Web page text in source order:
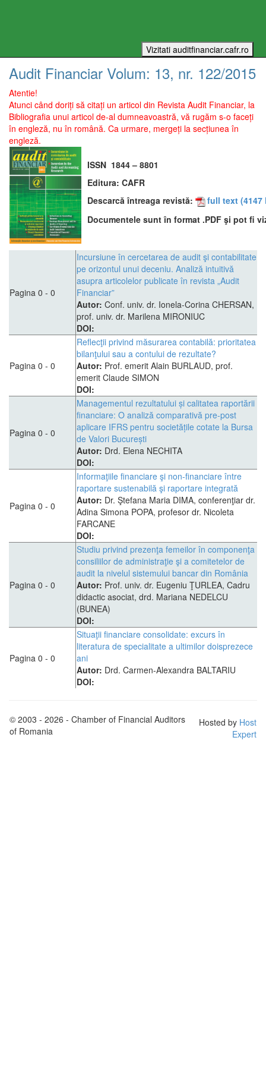
Audit Financiar Volum: 13, nr. 122/2015
Atentie!
Atunci când doriți să citați un articol din Revista Audit Financiar, la
Bibliografia unui articol de-al dumneavoastră, vă rugăm s-o faceți
în engleză, nu în română. Ca urmare, mergeți la secțiunea în
engleză.
ISSN 1844 – 8801
Editura: CAFR
Descarcă întreaga revistă:
full text (4147
Documentele sunt în format .PDF şi pot fi
Pagina 0 - 0
Incursiune în cercetarea de audit şi contabilitate
pe orizontul unui deceniu. Analiză intuitivă
asupra articolelor publicate în revista „Audit
Financiar”
Autor: Conf. univ. dr. Ionela-Corina CHERSAN,
prof. univ. dr. Marilena MIRONIUC
DOI:
Pagina 0 - 0
Reflecţii privind măsurarea contabilă: prioritatea
bilanţului sau a contului de rezultate?
Autor: Prof. emerit Alain BURLAUD, prof.
emerit Claude SIMON
DOI:
Pagina 0 - 0
Managementul rezultatului și calitatea raportării
financiare: O analiză comparativă pre-post
aplicare IFRS pentru societățile cotate la Bursa
de Valori București
Autor: Drd. Elena NECHITA
DOI:
Pagina 0 - 0
Informaţiile financiare şi non-financiare între
raportare sustenabilă şi raportare integrată
Autor: Dr. Ştefana Maria DIMA, conferenţiar dr.
Adina Simona POPA, profesor dr. Nicoleta
FARCANE
DOI:
Pagina 0 - 0
Studiu privind prezenţa femeilor în componenţa
consiliilor de administraţie şi a comitetelor de
audit la nivelul sistemului bancar din România
Autor: Prof. univ. dr. Eugeniu ŢURLEA, Cadru
didactic asociat, drd. Mariana NEDELCU
(BUNEA)
DOI:
Pagina 0 - 0
Situaţii financiare consolidate: excurs în
literatura de specialitate a ultimilor doisprezece
ani
Autor: Drd. Carmen-Alexandra BALTARIU
DOI:
© 2003 - 2026 - Chamber of Financial Auditors
of Romania
Hosted by Host
Expert